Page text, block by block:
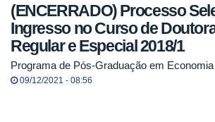
(ENCERRADO) Processo
Ingresso no Curso de
Regular e Especial 2018/1
Programa de Pós-Graduação em Economia
09/12/2021 - 08:56